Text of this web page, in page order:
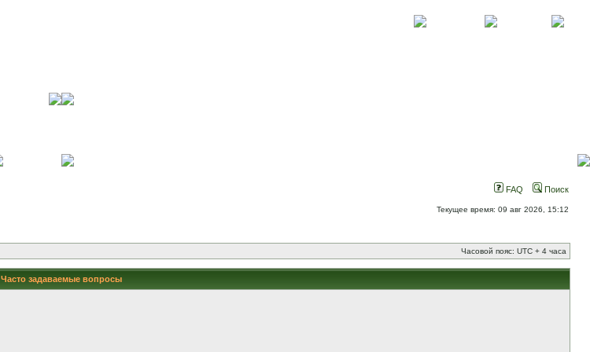
FAQ Поиск
Текущее время: 09 авг 2026, 15:12
Часовой пояс: UTC + 4 часа
Часто задаваемые вопросы